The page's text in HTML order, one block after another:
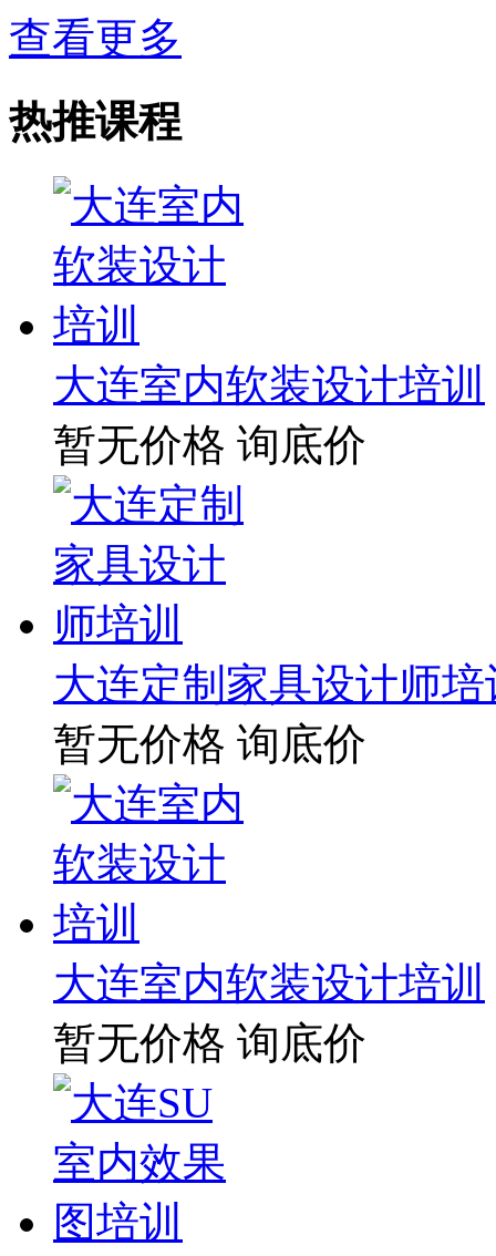
查看更多
热推课程
大连室内软装设计培训
暂无价格 询底价
大连定制家具设计师培
暂无价格 询底价
大连室内软装设计培训
暂无价格 询底价